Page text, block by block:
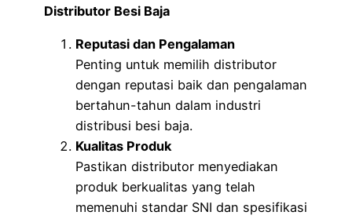
Distributor Besi Baja
Reputasi dan Pengalaman
Penting untuk memilih distributor
dengan reputasi baik dan pengalaman
bertahun-tahun dalam industri
distribusi besi baja.
Kualitas Produk
Pastikan distributor menyediakan
produk berkualitas yang telah
memenuhi standar SNI dan spesifikasi